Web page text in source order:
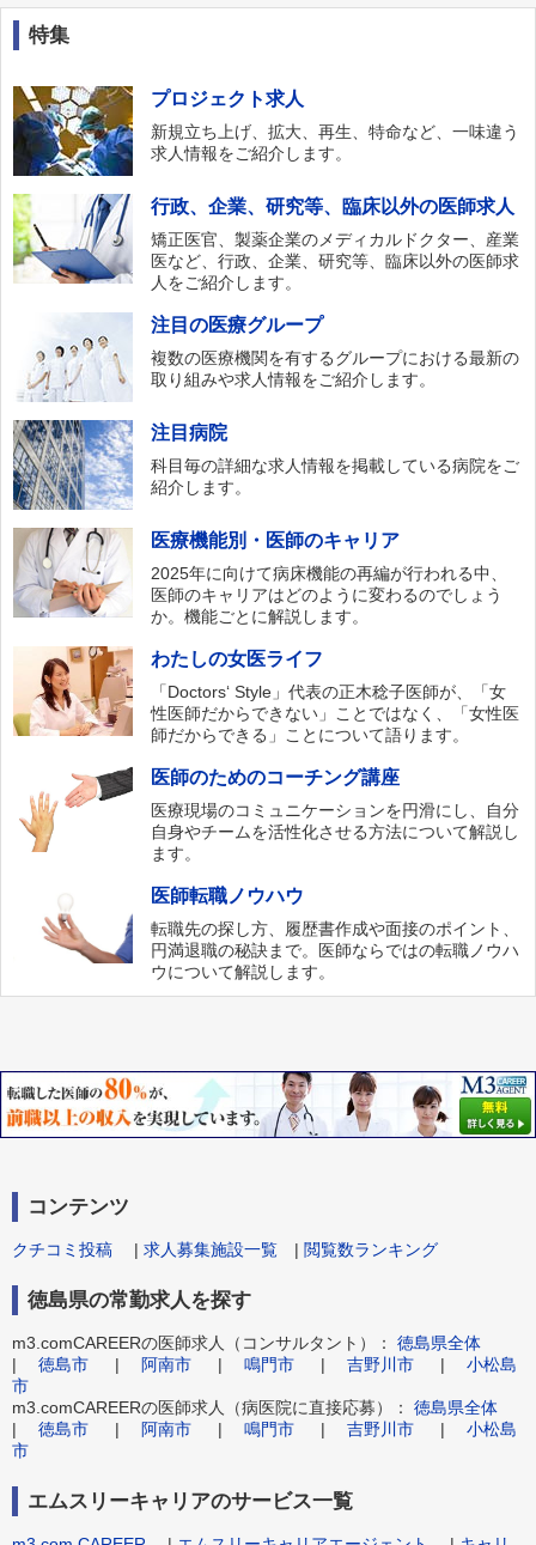
村上医院
虹の橋病院
特集
プロジェクト求人
新規立ち上げ、拡大、再生、特命など、一味違う
求人情報をご紹介します。
行政、企業、研究等、臨床以外の医師求人
矯正医官、製薬企業のメディカルドクター、産業
医など、行政、企業、研究等、臨床以外の医師求
人をご紹介します。
注目の医療グループ
複数の医療機関を有するグループにおける最新の
取り組みや求人情報をご紹介します。
注目病院
科目毎の詳細な求人情報を掲載している病院をご
紹介します。
医療機能別・医師のキャリア
2025年に向けて病床機能の再編が行われる中、
医師のキャリアはどのように変わるのでしょう
か。機能ごとに解説します。
わたしの女医ライフ
「Doctors‘ Style」代表の正木稔子医師が、「女
性医師だからできない」ことではなく、「女性医
師だからできる」ことについて語ります。
医師のためのコーチング講座
医療現場のコミュニケーションを円滑にし、自分
自身やチームを活性化させる方法について解説し
ます。
医師転職ノウハウ
転職先の探し方、履歴書作成や面接のポイント、
円満退職の秘訣まで。医師ならではの転職ノウハ
ウについて解説します。
コンテンツ
クチコミ投稿 | 求人募集施設一覧 | 閲覧数ランキング
徳島県の常勤求人を探す
m3.comCAREERの医師求人（コンサルタント）： 徳島県全体
| 徳島市 | 阿南市 | 鳴門市 | 吉野川市 | 小松島
市
m3.comCAREERの医師求人（病医院に直接応募）： 徳島県全体
| 徳島市 | 阿南市 | 鳴門市 | 吉野川市 | 小松島
市
エムスリーキャリアのサービス一覧